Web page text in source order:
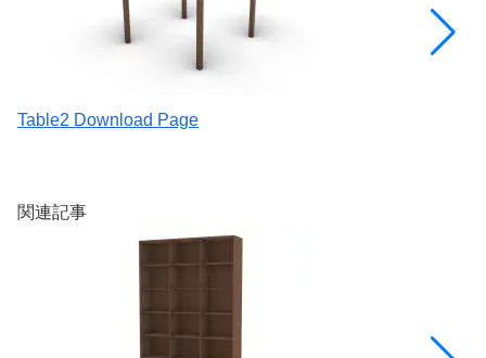
Table2 Download Page
関連記事